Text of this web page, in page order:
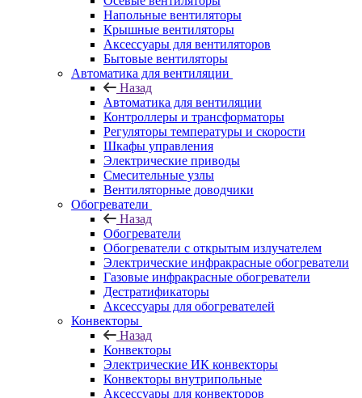
Напольные вентиляторы
Крышные вентиляторы
Аксессуары для вентиляторов
Бытовые вентиляторы
Автоматика для вентиляции
Назад
Автоматика для вентиляции
Контроллеры и трансформаторы
Регуляторы температуры и скорости
Шкафы управления
Электрические приводы
Смесительные узлы
Вентиляторные доводчики
Обогреватели
Назад
Обогреватели
Обогреватели с открытым излучателем
Электрические инфракрасные обогреватели
Газовые инфракрасные обогреватели
Дестратификаторы
Аксессуары для обогревателей
Конвекторы
Назад
Конвекторы
Электрические ИК конвекторы
Конвекторы внутрипольные
Аксессуары для конвекторов